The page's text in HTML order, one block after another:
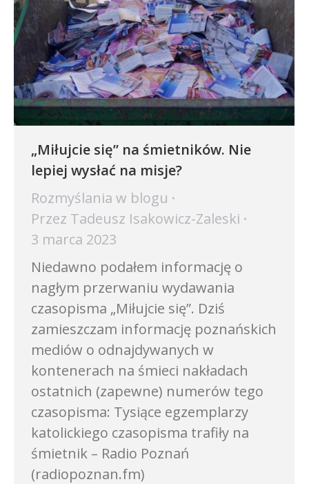
„Miłujcie się” na śmietników. Nie
lepiej wysłać na misje?
Rozmyślania w blogu
Przez Tadeusz Isakowicz-Zaleski
3 marca 2023
Niedawno podałem informację o
nagłym przerwaniu wydawania
czasopisma „Miłujcie się”. Dziś
zamieszczam informację poznańskich
mediów o odnajdywanych w
kontenerach na śmieci nakładach
ostatnich (zapewne) numerów tego
czasopisma: Tysiące egzemplarzy
katolickiego czasopisma trafiły na
śmietnik – Radio Poznań
(radiopoznan.fm)